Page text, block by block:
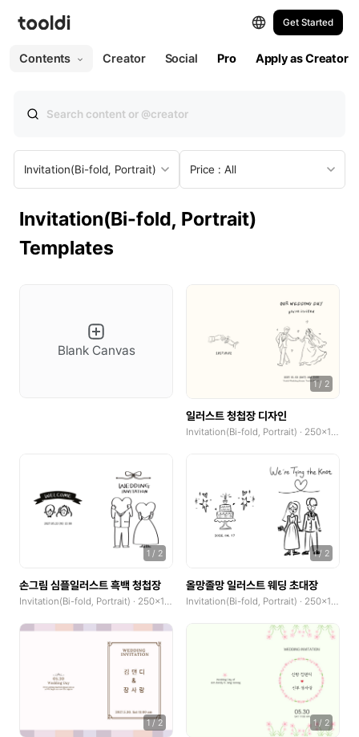
Get Started
Contents Creator Social Pro Apply as Creator
Invitation(Bi-fold, Portrait) Price : All
Invitation(Bi-fold, Portrait)
Templates
Blank Canvas
1 / 2
일러스트 청첩장 디자인
Invitation(Bi-fold, Portrait) · 250x185mm
1 / 2
손그림 심플일러스트 흑백 청첩장
Invitation(Bi-fold, Portrait) · 250x185mm
1/ 2
올망졸망 일러스트 웨딩 초대장
Invitation(Bi-fold, Portrait) · 250x185mm
1 / 2 1/ 2
All Web Print
Presentation
Social Post (Portrait)
Social Story
YouTube Thumbnail
YouTube Profile Picture
Web Poster(Portrait)
Web Poster(Landscape)
Wallpaper(Mobile)
Wallpaper(PC)
Product Detail Pages(PDP)
GoodNotes(Portrait)